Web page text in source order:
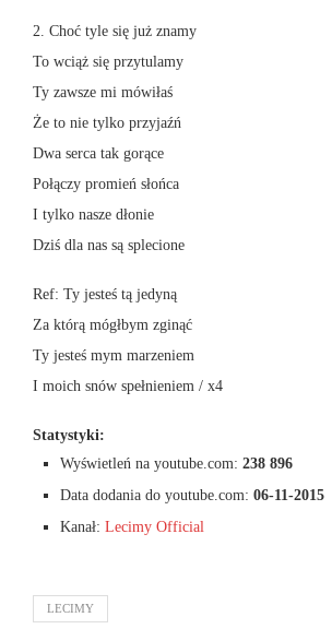
2. Choć tyle się już znamy
To wciąż się przytulamy
Ty zawsze mi mówiłaś
Że to nie tylko przyjaźń
Dwa serca tak gorące
Połączy promień słońca
I tylko nasze dłonie
Dziś dla nas są splecione
Ref: Ty jesteś tą jedyną
Za którą mógłbym zginąć
Ty jesteś mym marzeniem
I moich snów spełnieniem / x4
Statystyki:
Wyświetleń na youtube.com: 238 896
Data dodania do youtube.com: 06-11-2015
Kanał: Lecimy Official
LECIMY